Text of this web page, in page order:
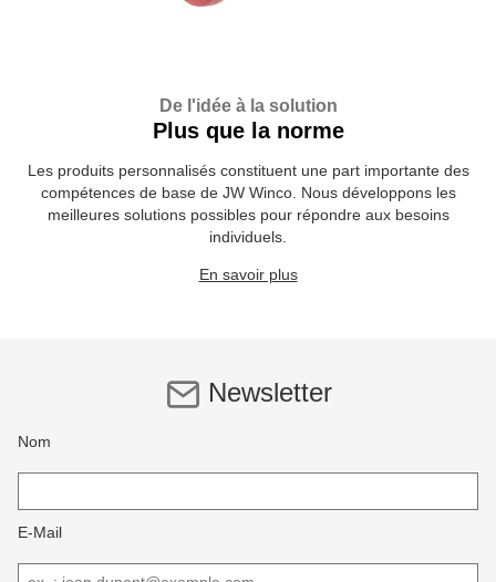
De l'idée à la solution
Plus que la norme
Les produits personnalisés constituent une part importante des
compétences de base de JW Winco. Nous développons les
meilleures solutions possibles pour répondre aux besoins
individuels.
En savoir plus
Newsletter
Nom
E-Mail